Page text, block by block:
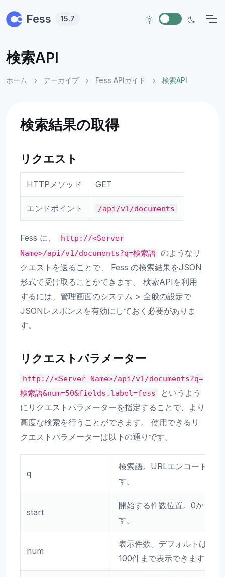
Fess 15.7
検索API
ホーム アーカイブ Fess APIガイド 検索API
検索結果の取得
リクエスト
HTTPメソッド GET
エンドポイント /api/v1/documents
Fess に、
http://<Server
Name>/api/v1/documents?q=検索語 のようなリ
クエストを送ることで、 Fess の検索結果をJSON
形式で受け取ることができます。 検索APIを利用
するには、管理画面のシステム > 全般の設定で
JSONレスポンスを有効にしておく必要がありま
す。
リクエストパラメーター
http://<Server Name>/api/v1/documents?q=
検索語&num=50&fields.label=fess
というよう
にリクエストパラメーターを指定することで、より
高度な検索を行うことができます。 使用できるリ
クエストパラメーターは以下の通りです。
q
検索語。URLエンコードし
す。
start
開始する件数位置。0から始
す。
num
表示件数。デフォルトは20
100件まで表示できます。